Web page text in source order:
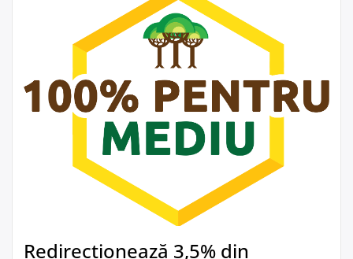
Redirecționează 3,5% din